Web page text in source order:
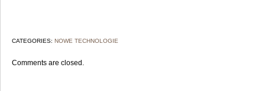
CATEGORIES: NOWE TECHNOLOGIE
Comments are closed.